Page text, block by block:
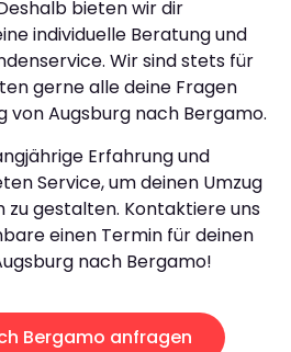
bieten wir dir
individuelle Beratung und
Wir sind stets für
gerne alle deine Fragen
von Augsburg nach Bergamo.
Erfahrung und
Service, um deinen Umzug
zu gestalten. Kontaktiere uns
einen Termin für deinen
nach Bergamo!
Bergamo anfragen